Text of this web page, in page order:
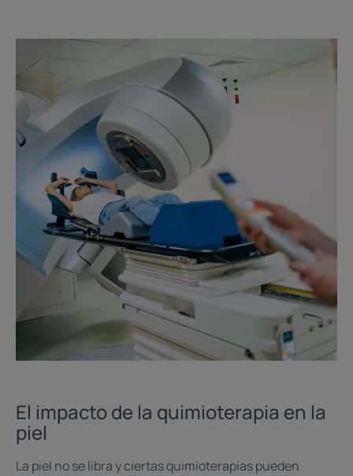
El impacto de la quimioterapia en la
piel
La piel no se libra y ciertas quimioterapias pueden